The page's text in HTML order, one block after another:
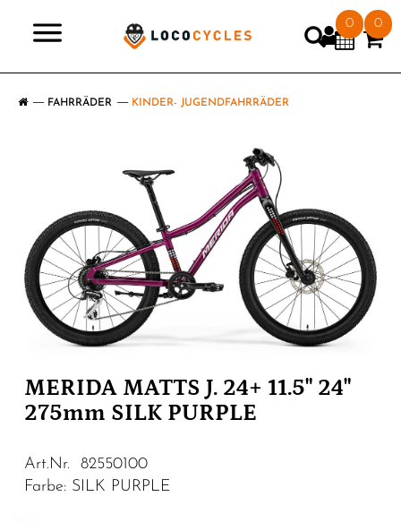
0 0
FAHRRÄDER KINDER- JUGENDFAHRRÄDER
MERIDA MATTS J. 24+ 11.5" 24"
275mm SILK PURPLE
Art.Nr. 82550100
Farbe: SILK PURPLE